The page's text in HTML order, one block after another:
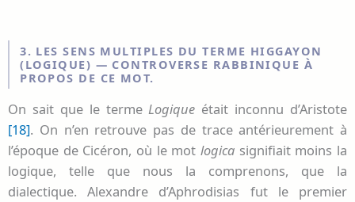
3. LES SENS MULTIPLES DU TERME HIGGAYON
(LOGIQUE) — CONTROVERSE RABBINIQUE À
PROPOS DE CE MOT.
On sait que le termeLogique était inconnu d’Aristote
[18]. On n’en retrouve pas de trace antérieurement à
l’époque de Cicéron, où le mot logica signifiait moins la
logique, telle que nous la comprenons, que la
dialectique. Alexandre d’Aphrodisias fut le premier